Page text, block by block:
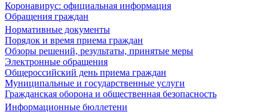
Коронавирус: официальная информация
Обращения граждан
Нормативные документы
Порядок и время приема граждан
Обзоры решений, результаты, принятые меры
Электронные обращения
Общероссийский день приема граждан
Муниципальные и государственные услуги
Гражданская оборона и общественная безопасность
Информационные бюллетени